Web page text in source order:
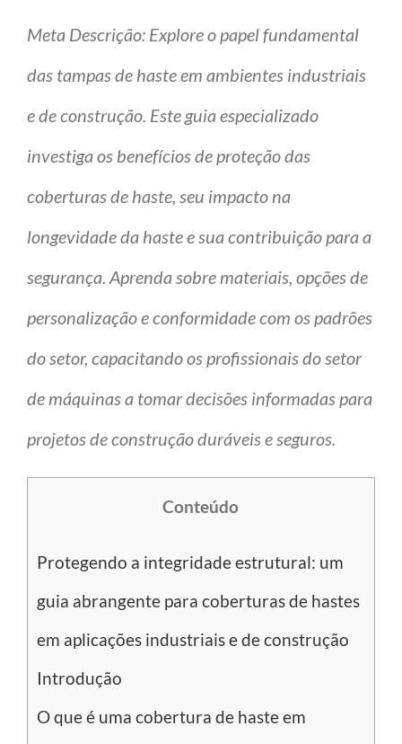
Meta Descrição: Explore o papel fundamental
das tampas de haste em ambientes industriais
e de construção. Este guia especializado
investiga os benefícios de proteção das
coberturas de haste, seu impacto na
longevidade da haste e sua contribuição para a
segurança. Aprenda sobre materiais, opções de
personalização e conformidade com os padrões
do setor, capacitando os profissionais do setor
de máquinas a tomar decisões informadas para
projetos de construção duráveis e seguros.
Conteúdo
Protegendo a integridade estrutural: um
guia abrangente para coberturas de hastes
em aplicações industriais e de construção
Introdução
O que é uma cobertura de haste em